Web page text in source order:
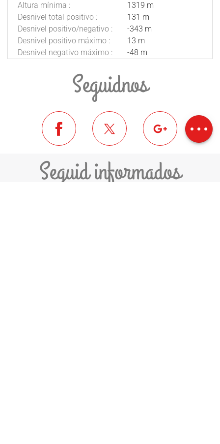
Desnivel
Altura mínima :
1319 m
Desnivel total positivo :
131 m
Desnivel positivo/negativo :
-343 m
Desnivel positivo máximo :
13 m
Desnivel negativo máximo :
-48 m
Seguidnos
Seguid informados